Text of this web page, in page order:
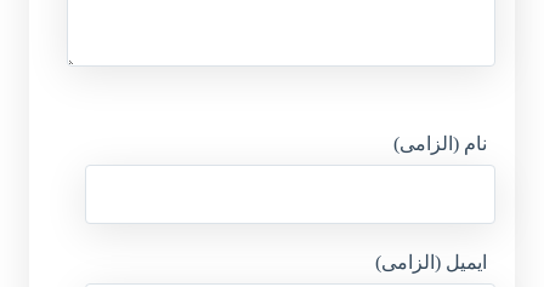
نام (الزامی)
ایمیل (الزامی)